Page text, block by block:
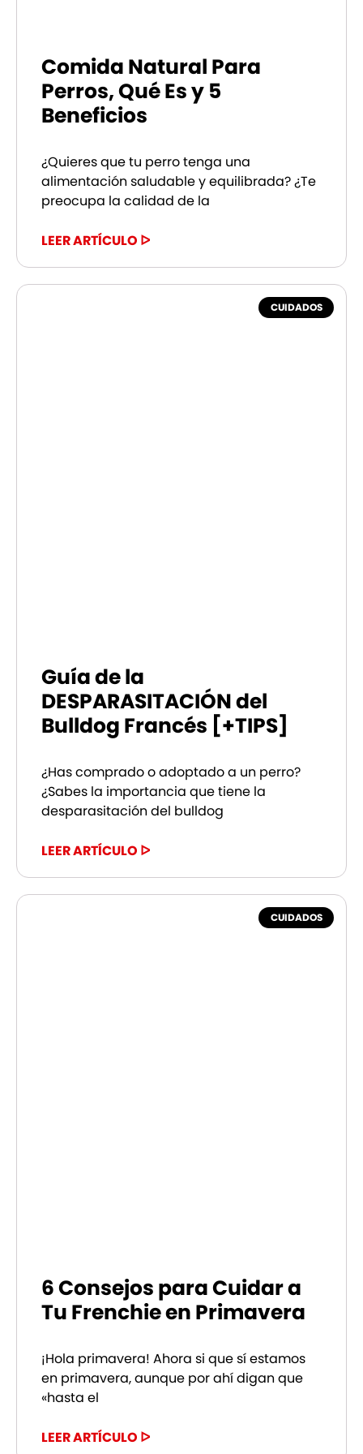
Comida Natural Para
Perros, Qué Es y 5
Beneficios
¿Quieres que tu perro tenga una
alimentación saludable y equilibrada? ¿Te
preocupa la calidad de la
LEER ARTÍCULO ᐅ
CUIDADOS
Guía de la
DESPARASITACIÓN del
Bulldog Francés [+TIPS]
¿Has comprado o adoptado a un perro?
¿Sabes la importancia que tiene la
desparasitación del bulldog
LEER ARTÍCULO ᐅ
CUIDADOS
6 Consejos para Cuidar a
Tu Frenchie en Primavera
¡Hola primavera! Ahora si que sí estamos
en primavera, aunque por ahí digan que
«hasta el
LEER ARTÍCULO ᐅ